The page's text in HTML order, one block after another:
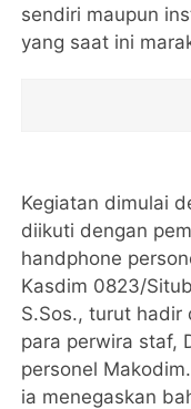
sendiri maupun
yang saat ini
Kegiatan dimulai
diikuti dengan
handphone
Kasdim 0823/
S.Sos., turut hadir
para perwira staf,
personel
ia menegaskan